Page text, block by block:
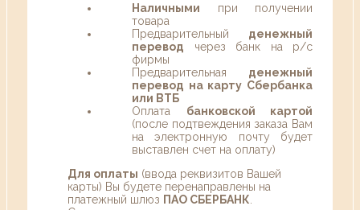
Наличными при получении
товара
Предварительный денежный
перевод через банк на р/с
фирмы
Предварительная денежный
перевод на карту Сбербанка
или ВТБ
Оплата банковской картой
(после подтвеждения заказа Вам
на электронную почту будет
выставлен счет на оплату)
Для оплаты (ввода реквизитов Вашей
карты) Вы будете перенаправлены на
платежный шлюз ПАО СБЕРБАНК